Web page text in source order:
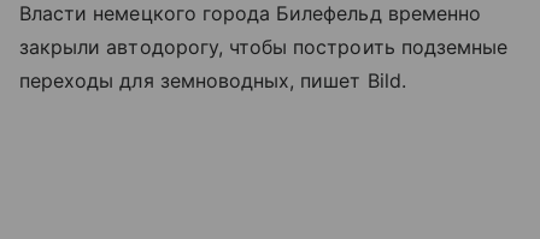
Власти немецкого города Билефельд временно
закрыли автодорогу, чтобы построить подземные
переходы для земноводных, пишет Bild.